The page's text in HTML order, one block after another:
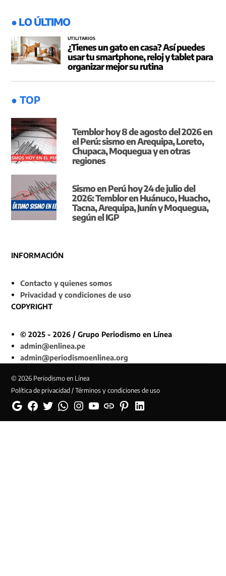
● LO ÚLTIMO
UTILITARIOS
¿Tienes un gato en casa? Así puedes
usar tu smartphone, reloj y tablet para
organizar mejor su rutina
● TOP
Temblor hoy 8 de agosto del 2026 en
el Perú: sismo en Arequipa, Loreto,
Chupaca, Moquegua y en otras
regiones
Sismo en Perú hoy 24 de julio del
2026: Temblor en Huánuco, Huacho,
Tacna, Arequipa, Junín y Moquegua,
según el IGP
INFORMACIÓN
Contacto y quienes somos
Privacidad y condiciones de uso
COPYRIGHT
© 2025 - 2026 / Grupo Periodismo en Línea
admin@enlinea.pe
admin@periodismoenlinea.org
© 2026 Periodismo en Línea
Política de privacidad / Términos y condiciones de uso
GoogleFacebookTwitterWhatsappInstagramYouTubeWeb PinterestLinkedin